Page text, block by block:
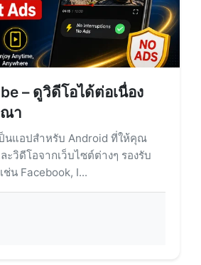
– ดูวิดีโอได้ต่อเนื่อง
า
นแอปสำหรับ Android ที่ให้คุณ
ะวิดีโอจากเว็บไซต์ต่างๆ รองรับ
น Facebook, I...
– ดูวิดีโอได้ต่อเนื่องโดยไม่มีโฆษณา